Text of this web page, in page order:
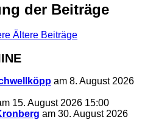
der Beiträge
Ältere Beiträge
am 8. August 2026
15. August 2026 15:00
am 30. August 2026